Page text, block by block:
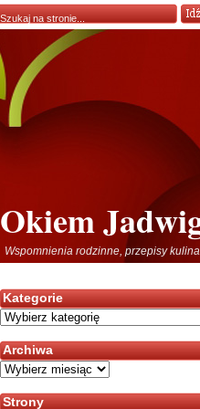
Okiem
Wspomnienia rodzinne, przepisy
Kategorie
Kategorie
Archiwa
Archiwa
Strony